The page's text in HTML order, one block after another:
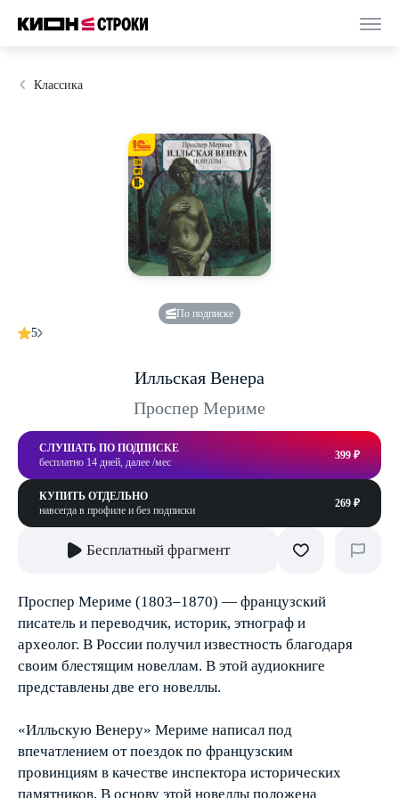
Классика
По подписке
5
Илльская Венера
Проспер Мериме
СЛУШАТЬ ПО ПОДПИСКЕ
бесплатно 14 дней, далее /мес
399 ₽
КУПИТЬ ОТДЕЛЬНО
навсегда в профиле и без подписки
269 ₽
Бесплатный фрагмент
Проспер Мериме (1803–1870) — французский
писатель и переводчик, историк, этнограф и
археолог. В России получил известность благодаря
своим блестящим новеллам. В этой аудиокниге
представлены две его новеллы.
«Илльскую Венеру» Мериме написал под
впечатлением от поездок по французским
провинциям в качестве инспектора исторических
памятников. В основу этой новеллы положена